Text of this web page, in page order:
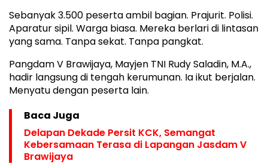
Sebanyak 3.500 peserta ambil bagian. Prajurit. Polisi.
Aparatur sipil. Warga biasa. Mereka berlari di lintasan
yang sama. Tanpa sekat. Tanpa pangkat.
Pangdam V Brawijaya, Mayjen TNI Rudy Saladin, M.A.,
hadir langsung di tengah kerumunan. Ia ikut berjalan.
Menyatu dengan peserta lain.
Baca Juga
Delapan Dekade Persit KCK, Semangat
Kebersamaan Terasa di Lapangan Jasdam V
Brawijaya